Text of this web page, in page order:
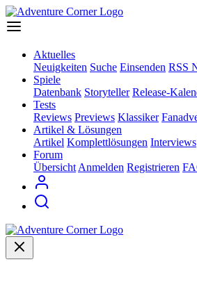
Aktuelles
Neuigkeiten Suche Einsenden RSS
Spiele
Datenbank Storyteller Release-
Tests
Reviews Previews Klassiker
Artikel & Lösungen
Artikel Komplettlösungen Interviews
Forum
Übersicht Anmelden Registrieren